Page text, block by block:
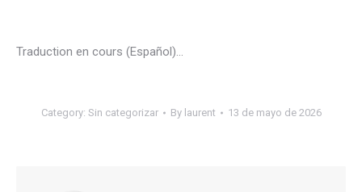
Traduction en cours (Español)…
Category: Sin categorizar By laurent 13 de mayo de 2026